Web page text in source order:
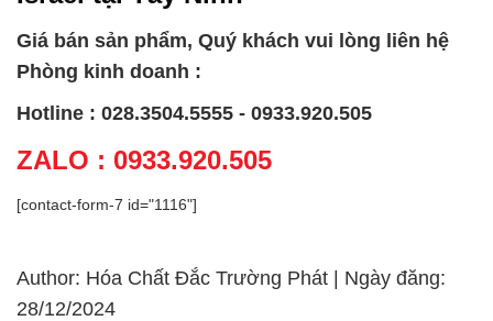
Giá bán sản phẩm, Quý khách vui lòng liên hệ
Phòng kinh doanh :
Hotline : 028.3504.5555 - 0933.920.505
ZALO : 0933.920.505
[contact-form-7 id="1116"]
Author: Hóa Chất Đắc Trường Phát | Ngày đăng:
28/12/2024